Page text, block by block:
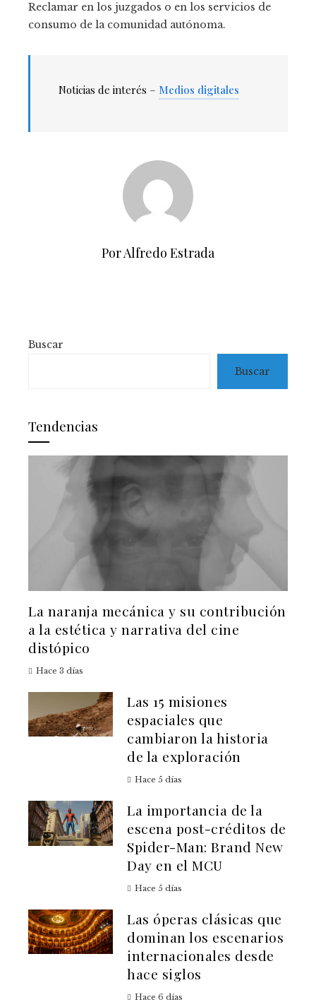
Reclamar en los juzgados o en los servicios de
consumo de la comunidad autónoma.
Noticias de interés – Medios digitales
Por Alfredo Estrada
Buscar
Buscar
Tendencias
La naranja mecánica y su contribución
a la estética y narrativa del cine
distópico
Hace 3 días
Las 15 misiones
espaciales que
cambiaron la historia
de la exploración
Hace 5 días
La importancia de la
escena post-créditos de
Spider-Man: Brand New
Day en el MCU
Hace 5 días
Las óperas clásicas que
dominan los escenarios
internacionales desde
hace siglos
Hace 6 días